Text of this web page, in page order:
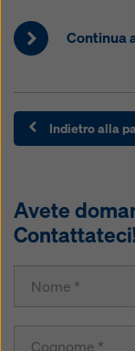
Continua
Indietro alla
Avete